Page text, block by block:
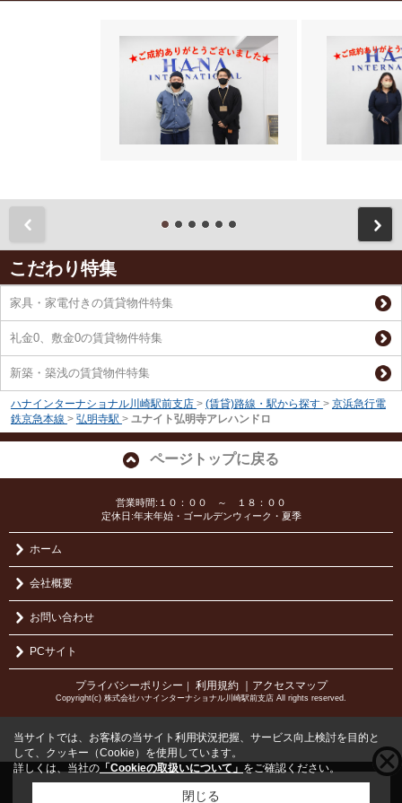
こだわり特集
家具・家電付きの賃貸物件特集
礼金0、敷金0の賃貸物件特集
新築・築浅の賃貸物件特集
ハナインターナショナル川崎駅前支店 > (賃貸)路線・駅から探す > 京浜急行電
鉄京急本線 > 弘明寺駅 > ユナイト弘明寺アレハンドロ
ページトップに戻る
営業時間:１０：００ ～ １８：００
定休日:年末年始・ゴールデンウィーク・夏季
ホーム
会社概要
お問い合わせ
PCサイト
プライバシーポリシー 利用規約 ｜アクセスマップ
Copyright(c) 株式会社ハナインターナショナル川崎駅前支店 All rights reserved.
こちらの物件をご覧の方にお勧めな物件
当サイトでは、お客様の当サイト利用状況把握、サービス向上検討を目的と
して、クッキー（Cookie）を使用しています。
詳しくは、当社の 「Cookieの取扱いについて」 をご確認ください。
閉じる